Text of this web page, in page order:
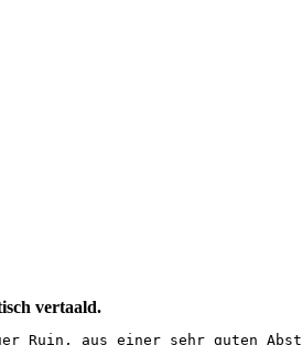
vertaald.
Ruin, aus einer sehr guten